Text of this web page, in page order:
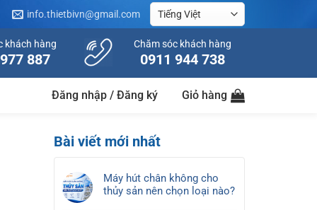
info.thietbivn@gmail.com
khách hàng
887
Chăm sóc khách hàng
0911 944 738
Đăng nhập / Đăng ký Giỏ hàng
Bài viết mới nhất
Máy hút chân không cho
thủy sản nên chọn loại nào?